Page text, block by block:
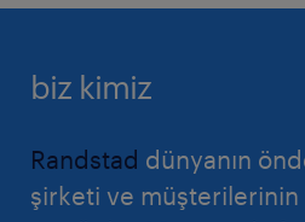
biz kimiz
Randstad dünyanın
şirketi ve